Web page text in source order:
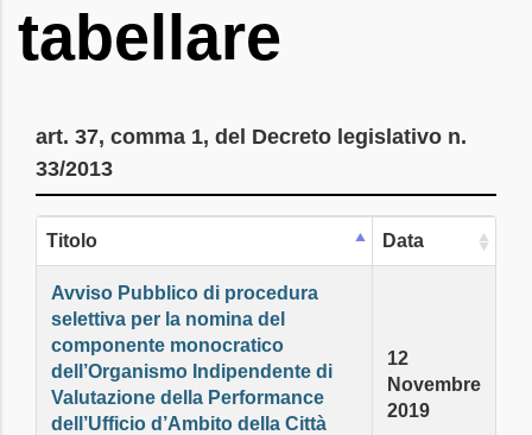
tabellare
art. 37, comma 1, del Decreto legislativo n.
33/2013
Titolo Data
Avviso Pubblico di procedura
selettiva per la nomina del
componente monocratico
dell’Organismo Indipendente di
Valutazione della Performance
dell’Ufficio d’Ambito della Città
12
Novembre
2019